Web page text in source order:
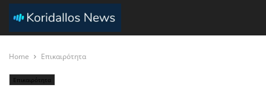
Home Επικαιρότητα
Επικαιρότητα